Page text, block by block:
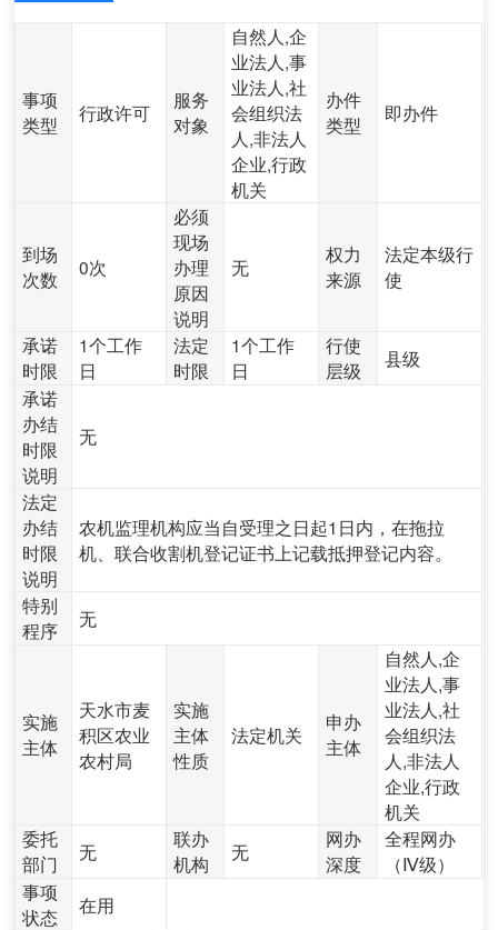
事项
类型
行政许可
服务
对象
自然人,企
业法人,事
业法人,社
会组织法
人,非法人
企业,行政
机关
办件
类型
即办件
到场
次数
0次
必须
现场
办理
原因
说明
无
权力
来源
法定本级行
使
承诺
时限
1个工作
日
法定
时限
1个工作
日
行使
层级
县级
承诺
办结
时限
说明
无
法定
办结
时限
说明
农机监理机构应当自受理之日起1日内，在拖拉
机、联合收割机登记证书上记载抵押登记内容。
特别
程序
无
实施
主体
天水市麦
积区农业
农村局
实施
主体
性质
法定机关
申办
主体
自然人,企
业法人,事
业法人,社
会组织法
人,非法人
企业,行政
机关
委托
部门
无
联办
机构
无
网办
深度
全程网办
（Ⅳ级）
事项
状态
在用